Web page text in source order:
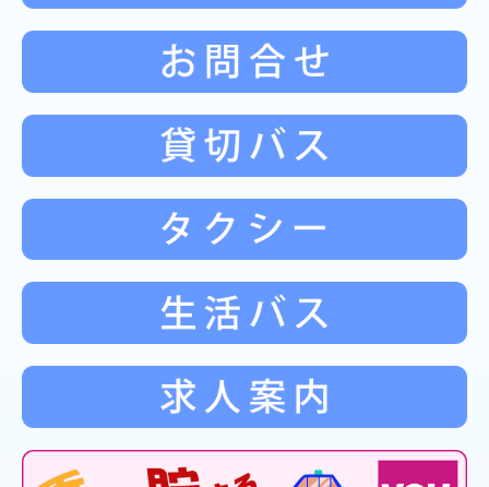
バス乗務員 正社員
自動車点検整備推進運動
パスピー終了関係
貸切バス運賃・料金について